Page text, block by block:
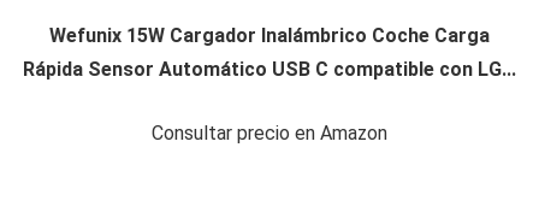
Wefunix 15W Cargador Inalámbrico Coche Carga
Rápida Sensor Automático USB C compatible con LG...
Consultar precio en Amazon